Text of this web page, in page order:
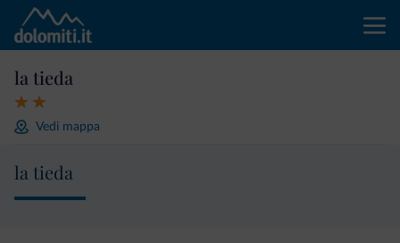
la tieda
Vedi mappa
la tieda